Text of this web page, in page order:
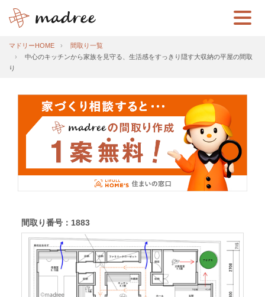
マドリーHOME
間取り一覧
中心のキッチンから家族を見守る、生活感をすっきり隠す大収納の平屋の間取
り
間取り番号：1883